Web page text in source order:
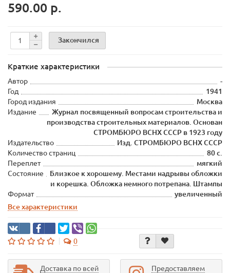
590.00 р.
Закончился
Краткие характеристики
Автор
-
Год
1941
Город издания
Москва
Издание
Журнал посвященный вопросам строительства и
производства строительных материалов. Основан
СТРОМБЮРО ВСНХ СССР в 1923 году
Издательство
Изд. СТРОМБЮРО ВСНХ СССР
Количество страниц
80 с.
Переплет
мягкий
Состояние
Близкое к хорошему. Местами надрывы обложки
и корешка. Обложка немного потрепана. Штампы
Формат
увеличенный
Все характеристики
0
Доставка по всей
Предоставляем